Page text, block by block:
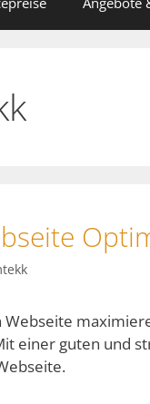
Webseite
einer guten und